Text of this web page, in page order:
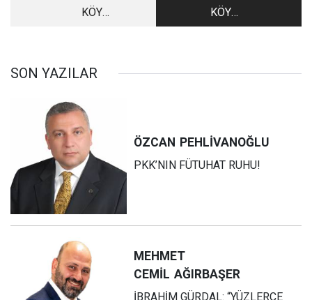
KÖY
KÖY
ENSTİTÜLERİNDE
SON YAZILAR
ÖZCAN PEHLİVANOĞLU
PKK’NIN FÜTUHAT RUHU!
MEHMET
CEMİL AĞIRBAŞER
İBRAHİM GÜRDAL: “YÜZLERCE